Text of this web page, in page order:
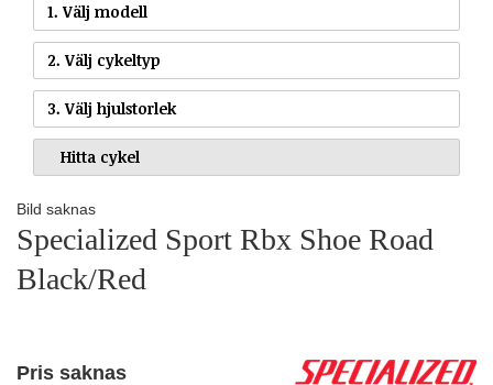
1. Välj modell
2. Välj cykeltyp
3. Välj hjulstorlek
Bild saknas
Specialized Sport Rbx Shoe Road
Black/Red
Pris saknas